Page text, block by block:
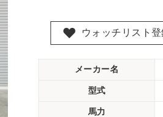
ウォッチリスト
メーカー名
型式
馬力